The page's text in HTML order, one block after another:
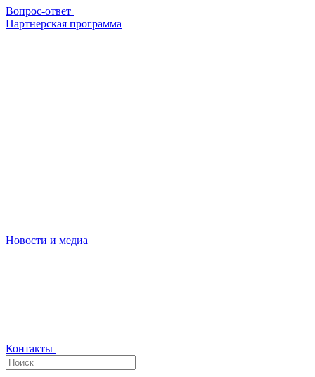
Вопрос-ответ
Партнерская программа
Новости и медиа
Контакты